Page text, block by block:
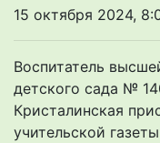
15 октября 2024,
Воспитатель
детского сада №
Кристалинская
учительской